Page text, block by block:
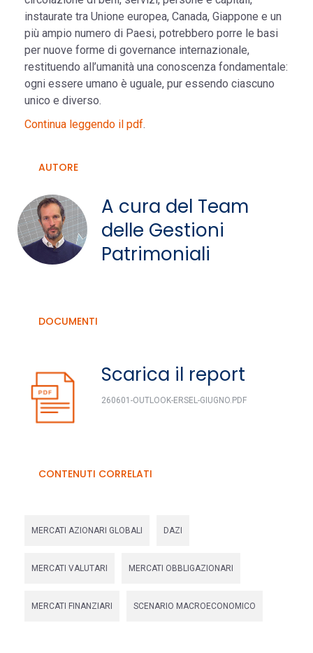
instaurate tra Unione europea, Canada, Giappone e un
più ampio numero di Paesi, potrebbero porre le basi
per nuove forme di governance internazionale,
restituendo all’umanità una conoscenza fondamentale:
ogni essere umano è uguale, pur essendo ciascuno
unico e diverso.
Continua leggendo il pdf.
AUTORE
A cura del Team
delle Gestioni
Patrimoniali
DOCUMENTI
Scarica il report
260601-OUTLOOK-ERSEL-GIUGNO.PDF
CONTENUTI CORRELATI
MERCATI AZIONARI GLOBALI DAZI
MERCATI VALUTARI MERCATI OBBLIGAZIONARI
MERCATI FINANZIARI SCENARIO MACROECONOMICO